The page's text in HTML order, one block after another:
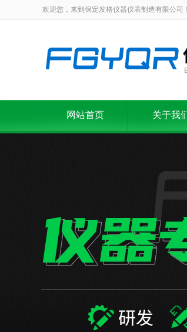
欢迎您，来到保定发格仪器仪表制造有限公司！
网站首页 关于我